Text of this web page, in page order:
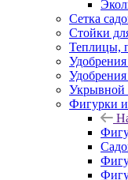
Сетка
Стойки
Теплицы,
Укрывной
Фигурки и